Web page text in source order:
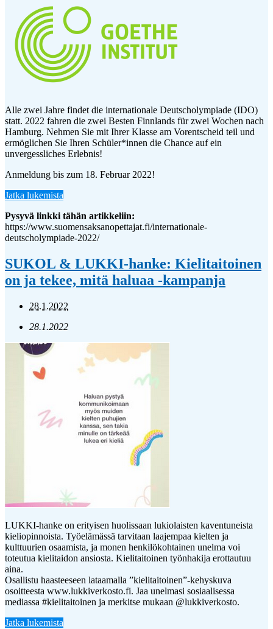
Alle zwei Jahre findet die internationale Deutscholympiade (IDO)
statt. 2022 fahren die zwei Besten Finnlands für zwei Wochen nach
Hamburg. Nehmen Sie mit Ihrer Klasse am Vorentscheid teil und
ermöglichen Sie Ihren Schüler*innen die Chance auf ein
unvergessliches Erlebnis!
Anmeldung bis zum 18. Februar 2022!
Jatka lukemista
Pysyvä linkki tähän artikkeliin:
https://www.suomensaksanopettajat.fi/internationale-
deutscholympiade-2022/
SUKOL & LUKKI-hanke: Kielitaitoinen
on ja tekee, mitä haluaa -kampanja
28.1.2022
28.1.2022
LUKKI-hanke on erityisen huolissaan lukiolaisten kaventuneista
kieliopinnoista. Työelämässä tarvitaan laajempaa kielten ja
kulttuurien osaamista, ja monen henkilökohtainen unelma voi
toteutua kielitaidon ansiosta. Kielitaitoinen työnhakija erottautuu
aina.
Osallistu haasteeseen lataamalla ”kielitaitoinen”-kehyskuva
osoitteesta www.lukkiverkosto.fi. Jaa unelmasi sosiaalisessa
mediassa #kielitaitoinen ja merkitse mukaan @lukkiverkosto.
Jatka lukemista